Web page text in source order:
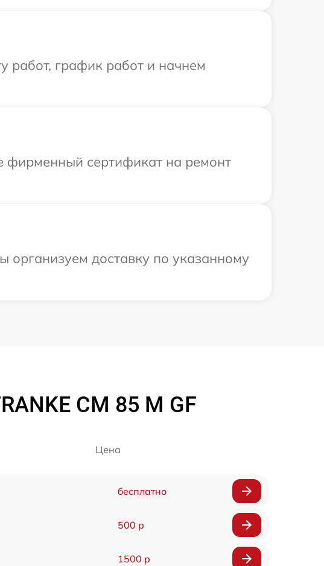
работ, график работ и начнем
фирменный сертификат на ремонт
доставку по указанному
CM 85 M GF
Цена
бесплатно
500 р
1500 р